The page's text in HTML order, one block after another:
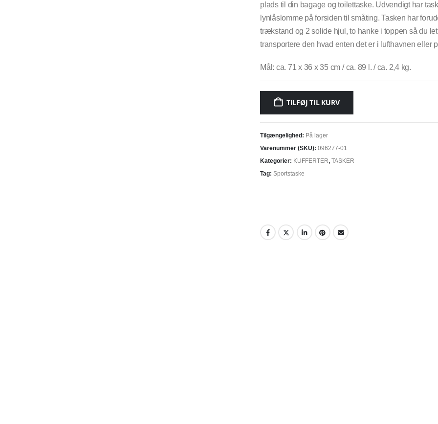
plads til din bagage og toilettaske. Udvendigt har
lynlåslomme på forsiden til småting. Tasken har
trækstand og 2 solide hjul, to hanke i toppen så du
transportere den hvad enten det er i lufthavnen eller
Mål: ca. 71 x 36 x 35 cm / ca. 89 l. / ca. 2,4 kg.
TILFØJ TIL KURV
Tilgængelighed: På lager
Varenummer (SKU): 096277-01
Kategorier: KUFFERTER, TASKER
Tag: Sportstaske